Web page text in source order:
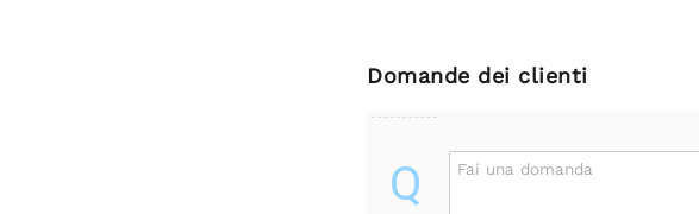
Domande dei clienti
Q Fai una domanda